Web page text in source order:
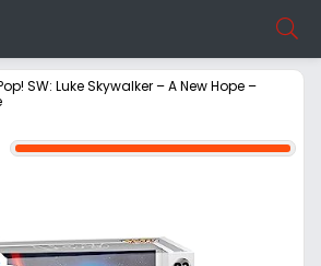
SW: Luke Skywalker – A New Hope –